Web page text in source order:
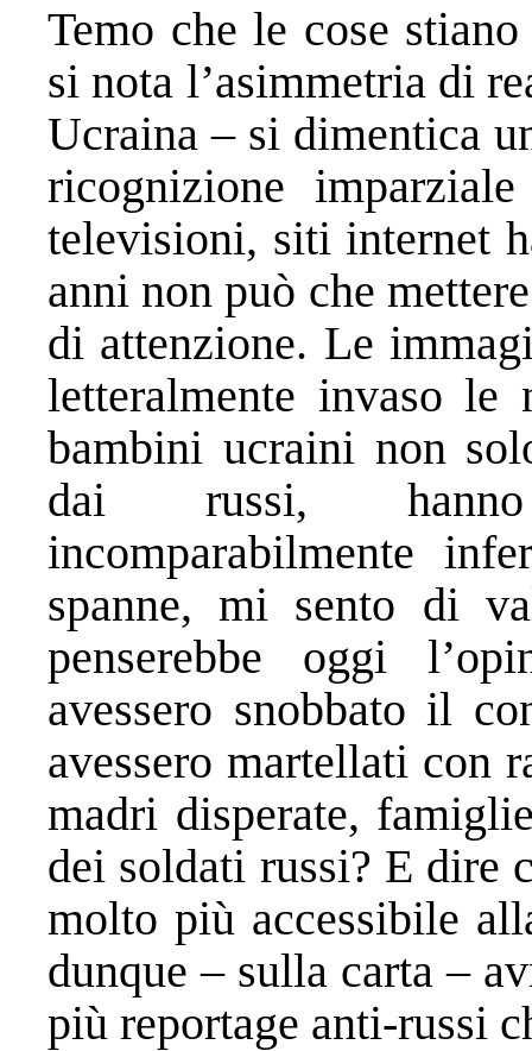
Temo che le cose
si nota l’asimmetria di
Ucraina – si dimentica
ricognizione
televisioni, siti internet
anni non può che
di attenzione. Le
letteralmente invaso le
bambini ucraini non
dai russi, hanno
incomparabilmente
spanne, mi sento di
penserebbe oggi
avessero snobbato il
avessero martellati con
madri disperate,
dei soldati russi? E dire
molto più accessibile
dunque – sulla carta –
più reportage anti-russi